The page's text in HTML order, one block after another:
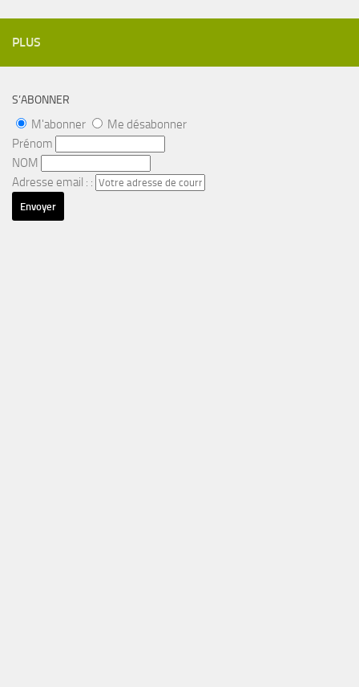
PLUS
S’ABONNER
M'abonner
Me désabonner
Prénom
NOM
Adresse email : :